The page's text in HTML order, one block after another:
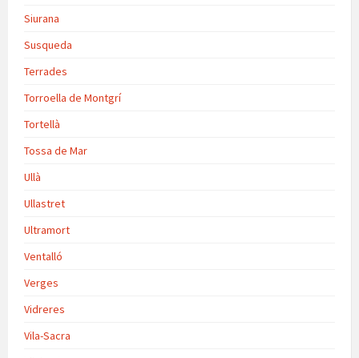
Siurana
Susqueda
Terrades
Torroella de Montgrí
Tortellà
Tossa de Mar
Ullà
Ullastret
Ultramort
Ventalló
Verges
Vidreres
Vila-Sacra